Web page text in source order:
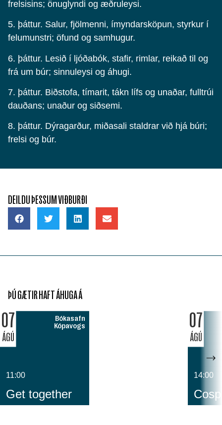
frelsisins; önuglyndi og æðruleysi.
5. þáttur. Salur, fjölmenni, ímyndarsköpun, styrkur í
felumunstri; öfund og samhugur.
6. þáttur. Lesið í ljóðabók, stafir, rimlar, reikað til og
frá um búr; sinnuleysi og áhugi.
7. þáttur. Biðstofa, tímarit, tákn lífs og unaðar, fulltrúi
dauðans; unaður og siðsemi.
8. þáttur. Dýragarður, miðasali staldrar við hjá búri;
frelsi og búr.
DEILDU ÞESSUM VIÐBURÐI
ÞÚ GÆTIR HAFT ÁHUGA Á
07
ÁGÚ
Bókasafn
Kópavogs
11:00
Get together
07
ÁGÚ
14:00